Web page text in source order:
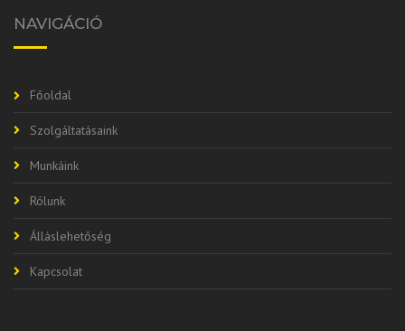
NAVIGÁCIÓ
Főoldal
Szolgáltatásaink
Munkáink
Rólunk
Álláslehetőség
Kapcsolat